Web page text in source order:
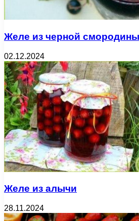
Желе из черной
02.12.2024
Желе из алычи
28.11.2024